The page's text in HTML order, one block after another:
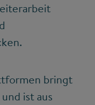
bringt
ist aus